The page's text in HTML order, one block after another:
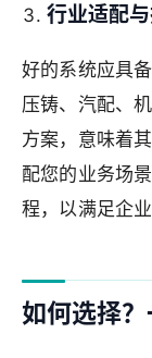
行业适配
好的系统应具
压铸、汽配、
方案，意味着
配您的业务场
程，以满足企
如何选择